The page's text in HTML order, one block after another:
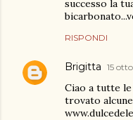
successo la
RISPONDI
Brigitta 15
Ciao a tutte
trovato